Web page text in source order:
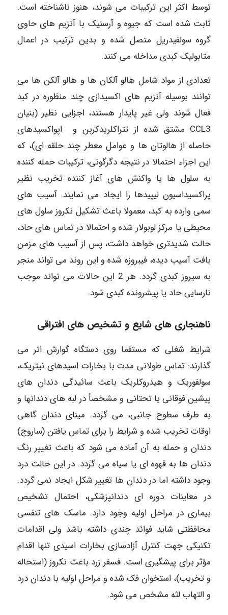
توسط اکثر این ترکیبات می شوند، هنوز ناشناخته است.
ثابت شده است که جیوه و آرسنیک با آنزیم های حاوی
گروه سولفیدریل متصل شده و بدین ترتیب در اعمال
متابولیک کبدی مداخله می کنند.
تعدادی از مواد شامل هالو آلکان ها و هالو آلکن ها می
توانند بوسیله آنزیم های اکسیدازی چند منظوره در کبد
فعال شوند ولی غیر پایدار هستند، اجزایی نظیر (بنیان
CCL3 مشتق شده از تتراکلریدکربن و اپواکسیدهای
حاصله از هالوتان ها و عوامل معطر چند حلقه ای)، که
این اجزاء احتمالا در نتیجه دگرگونی، ترکیبات حمله کننده
به سلول ها یا واکنش های آغاز کننده تخریب نظیر
پراکسیداسیون لیپیدها را ایجاد می نمایند. آسیب های
سمی وارده به کبد، معمولا باعث تشکیل نکروز سلول های
محیطی یا مرکز لوبولار شده و احتمالا در تماس های حاد،
حالت شدیدتری خواهد داشت، پس از آسیب های مزمن
بافت آسیب دیده، فیبروزه شده و این روند می تواند منجر
به سیروز کبدی گردد. هر 2 این حالات می تواند موجب
نارسایی حاد یا پیشرونده کبدی شود.
ناهنجاری های شایع و تشخیص های افتراقی
شرایط شغلی که مستقما روی دستگاه گوارش اثر می
گذارند: تماس طولانی مدت با بخارات اسیدهای نیتریک،
سولفوریک و هیدروکلریک باعث سائیدگی دندان های
پیشین فوقانی یا تحتانی و مشخصأ در لبه های دندانها و
به طرف سطوح جانبی، می گردد. مینای دندان گاهی
اوقات تخریب شده و شرایط را برای تماس یافتن (ساروج)
دندان و حمله به آن آماده می شود که باعث تغییر رنگ
دندان ها به قهوه ای یا سیاه می گردد. در این حالت درد
وجود داشته اما در دندان ها تغییر شکل ایجاد نمی گردد.
در معاینات دوره ای دندانپزشکی، احتمال تشخیص
بیماری در مراحل اولیه وجود دارد. ماسک های تنفسی
محافظتی شاید فوائد چندی داشته باشد ولی اقدامات
تکنیکی جهت کنترل آزادسازی بخارات اسیدی تنها اقدام
مؤثر برای پیشگیری است. فسفر زرد باعث نکروز (استحاله
و تخریب)، استخوان فک شده و مراحل اولیه با دندان درد
و التهاب لثه مشخص می شود.